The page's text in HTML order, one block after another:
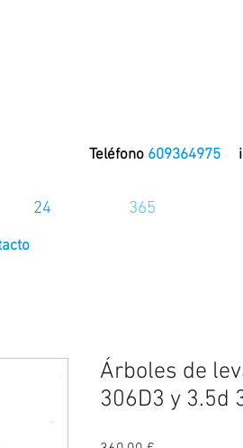
Teléfono 609364975
Árboles de
306D3 y 3.5d
24 365